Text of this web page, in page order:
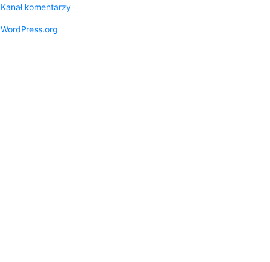
Kanał komentarzy
WordPress.org